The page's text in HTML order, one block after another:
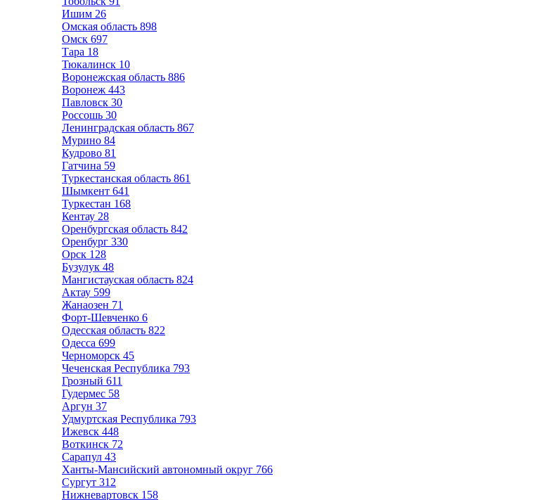
Ишим 26
Омская область 898
Омск 697
Тара 18
Тюкалинск 10
Воронежская область 886
Воронеж 443
Павловск 30
Россошь 30
Ленинградская область 867
Мурино 84
Кудрово 81
Гатчина 59
Туркестанская область 861
Шымкент 641
Туркестан 168
Кентау 28
Оренбургская область 842
Оренбург 330
Орск 128
Бузулук 48
Мангистауская область 824
Актау 599
Жанаозен 71
Форт-Шевченко 6
Одесская область 822
Одесса 699
Черноморск 45
Чеченская Республика 793
Грозный 611
Гудермес 58
Аргун 37
Удмуртская Республика 793
Ижевск 448
Воткинск 72
Сарапул 43
Ханты-Мансийский автономный округ 766
Сургут 312
Нижневартовск 158